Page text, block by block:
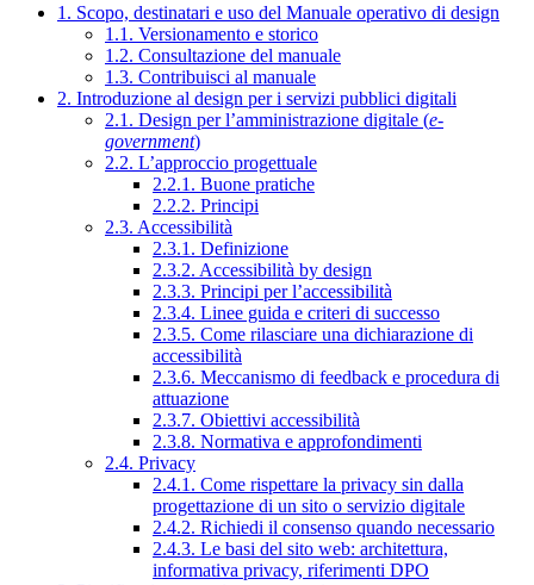
1. Scopo, destinatari e uso del Manuale operativo di design
1.1. Versionamento e storico
1.2. Consultazione del manuale
1.3. Contribuisci al manuale
2. Introduzione al design per i servizi pubblici digitali
2.1. Design per l’amministrazione digitale (e-
government)
2.2. L’approccio progettuale
2.2.1. Buone pratiche
2.2.2. Principi
2.3. Accessibilità
2.3.1. Definizione
2.3.2. Accessibilità by design
2.3.3. Principi per l’accessibilità
2.3.4. Linee guida e criteri di successo
2.3.5. Come rilasciare una dichiarazione di
accessibilità
2.3.6. Meccanismo di feedback e procedura di
attuazione
2.3.7. Obiettivi accessibilità
2.3.8. Normativa e approfondimenti
2.4. Privacy
2.4.1. Come rispettare la privacy sin dalla
progettazione di un sito o servizio digitale
2.4.2. Richiedi il consenso quando necessario
2.4.3. Le basi del sito web: architettura,
informativa privacy, riferimenti DPO